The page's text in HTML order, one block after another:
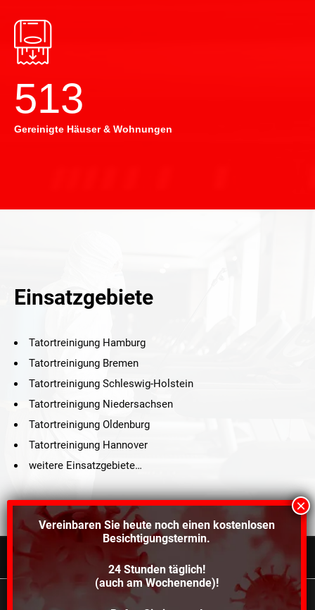
514
Gereinigte Häuser & Wohnungen
Einsatzgebiete
Tatortreinigung Hamburg
Tatortreinigung Bremen
Tatortreinigung Schleswig-Holstein
Tatortreinigung Niedersachsen
Tatortreinigung Oldenburg
Tatortreinigung Hannover
weitere Einsatzgebiete…
©2021 Schröders Service Team Nord, All Rights Reserved.
Schroeder Service Team Nord
Vereinbaren Sie heute noch einen kostenlosen
Besichtigungstermin.
24 Stunden täglich!
(auch am Wochenende)!